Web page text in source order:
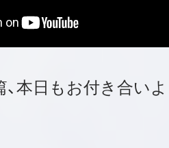
、本日もお付き合い